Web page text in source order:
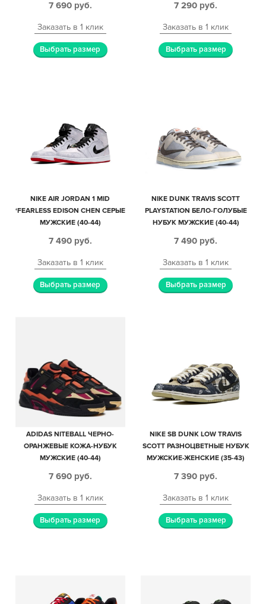
7 690 руб.
Заказать в 1 клик
Выбрать размер
7 290 руб.
Заказать в 1 клик
Выбрать размер
NIKE AIR JORDAN 1 MID
‘FEARLESS EDISON CHEN СЕРЫЕ
МУЖСКИЕ (40-44)
7 490 руб.
Заказать в 1 клик
Выбрать размер
NIKE DUNK TRAVIS SCOTT
PLAYSTATION БЕЛО-ГОЛУБЫЕ
НУБУК МУЖСКИЕ (40-44)
7 490 руб.
Заказать в 1 клик
Выбрать размер
ADIDAS NITEBALL ЧЕРНО-
ОРАНЖЕВЫЕ КОЖА-НУБУК
МУЖСКИЕ (40-44)
7 690 руб.
Заказать в 1 клик
Выбрать размер
NIKE SB DUNK LOW TRAVIS
SCOTT РАЗНОЦВЕТНЫЕ НУБУК
МУЖСКИЕ-ЖЕНСКИЕ (35-43)
7 390 руб.
Заказать в 1 клик
Выбрать размер